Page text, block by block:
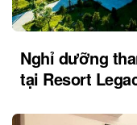
Nghỉ dưỡng
tại Resort